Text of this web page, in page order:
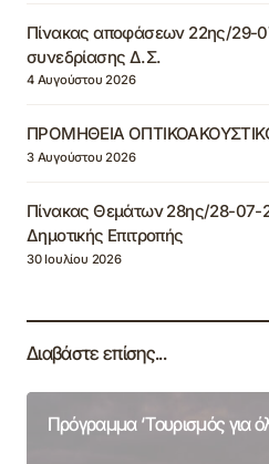
Πίνακας αποφάσεων 22ης/29-
συνεδρίασης Δ.Σ.
4 Αυγούστου 2026
ΠΡΟΜΗΘΕΙΑ
3 Αυγούστου 2026
Πίνακας Θεμάτων 28ης/28-07-
Δημοτικής Επιτροπής
30 Ιουλίου 2026
Διαβάστε επίσης...
Πρόγραμμα ‘Τουρισμός για